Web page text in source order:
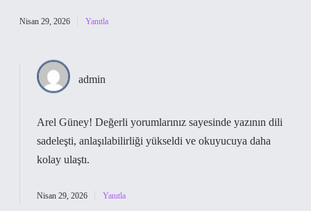
Nisan 29, 2026 Yanıtla
admin
Arel Güney! Değerli yorumlarınız sayesinde yazının dili
sadeleşti, anlaşılabilirliği yükseldi ve okuyucuya daha
kolay ulaştı.
Nisan 29, 2026 Yanıtla